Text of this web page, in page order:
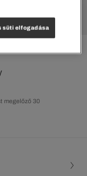
megelőző 30
süti elfogadása